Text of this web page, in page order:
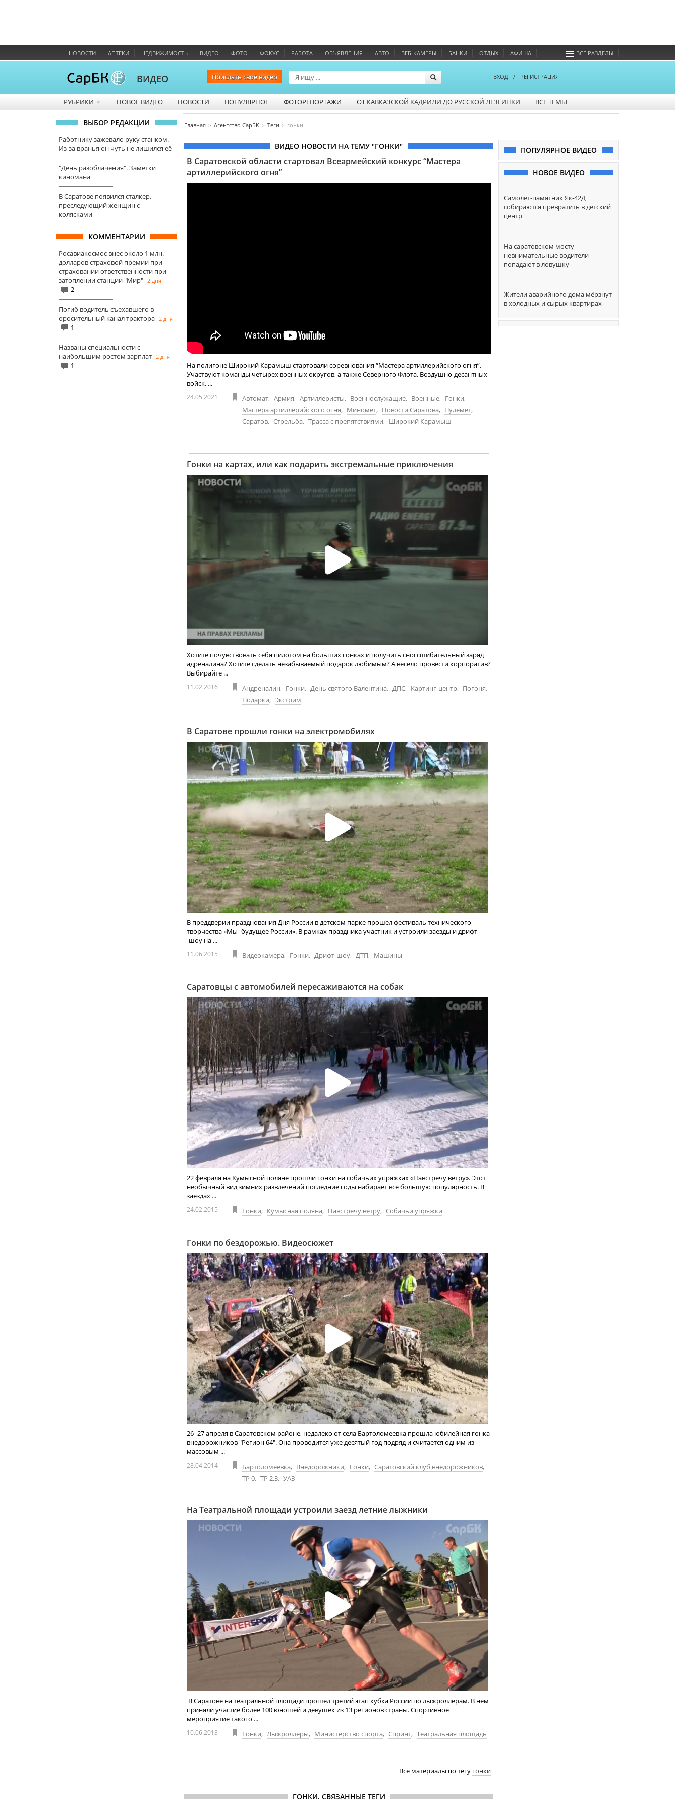
НОВОСТИ АПТЕКИ НЕДВИЖИМОСТЬ ВИДЕО ФОТО ФОКУС РАБОТА ОБЪЯВЛЕНИЯ АВТО ВЕБ-КАМЕРЫ БАНКИ ОТДЫХ АФИША ВСЕ РАЗДЕЛЫ
ВИДЕО Прислать своё видео ВХОД / РЕГИСТРАЦИЯ
РУБРИКИ ▼ НОВОЕ ВИДЕО НОВОСТИ ПОПУЛЯРНОЕ ФОТОРЕПОРТАЖИ ОТ КАВКАЗСКОЙ КАДРИЛИ ДО РУССКОЙ ЛЕЗГИНКИ ВСЕ ТЕМЫ
ВЫБОР РЕДАКЦИИ
Работнику зажевало руку станком.
Из-за вранья он чуть не лишился её
"День разоблачения". Заметки
киномана
В Саратове появился сталкер,
преследующий женщин с
колясками
КОММЕНТАРИИ
Росавиакосмос внес около 1 млн.
долларов страховой премии при
страховании ответственности при
затоплении станции "Мир" 2 дня
2
Погиб водитель съехавшего в
оросительный канал трактора 2 дня
1
Названы специальности с
наибольшим ростом зарплат 2 дня
1
Главная Агентство СарБК Теги гонки
ВИДЕО НОВОСТИ НА ТЕМУ "ГОНКИ"
В Саратовской области стартовал Всеармейский конкурс “Мастера
артиллерийского огня”
На полигоне Широкий Карамыш стартовали соревнования “Мастера артиллерийского огня”.
Участвуют команды четырех военных округов, а также Северного Флота, Воздушно-десантных
войск, ...
24.05.2021 Автомат, Армия, Артиллеристы, Военнослужащие, Военные, Гонки,
Мастера артиллерийского огня, Миномет, Новости Саратова, Пулемет,
Саратов, Стрельба, Трасса с препятствиями, Широкий Карамыш
Гонки на картах, или как подарить экстремальные приключения
Хотите почувствовать себя пилотом на больших гонках и получить сногсшибательный заряд
адреналина? Хотите сделать незабываемый подарок любимым? А весело провести корпоратив?
Выбирайте ...
11.02.2016 Андреналин, Гонки, День святого Валентина, ДПС, Картинг-центр, Погоня,
Подарки, Экстрим
В Саратове прошли гонки на электромобилях
В преддверии празднования Дня России в детском парке прошел фестиваль технического
творчества «Мы -будущее России». В рамках праздника участник и устроили заезды и дрифт
-шоу на ...
11.06.2015 Видеокамера, Гонки, Дрифт-шоу, ДТП, Машины
Саратовцы с автомобилей пересаживаются на собак
22 февраля на Кумысной поляне прошли гонки на собачьих упряжках «Навстречу ветру». Этот
необычный вид зимних развлечений последние годы набирает все большую популярность. В
заездах ...
24.02.2015 Гонки, Кумысная поляна, Навстречу ветру, Собачьи упряжки
Гонки по бездорожью. Видеосюжет
26 -27 апреля в Саратовском районе, недалеко от села Бартоломеевка прошла юбилейная гонка
внедорожников "Регион 64". Она проводится уже десятый год подряд и считается одним из
массовым ...
28.04.2014 Бартоломеевка, Внедорожники, Гонки, Саратовский клуб внедорожников,
ТР 0, ТР 2,3, УАЗ
На Театральной площади устроили заезд летние лыжники
В Саратове на театральной площади прошел третий этап кубка России по лыжроллерам. В нем
приняли участие более 100 юношей и девушек из 13 регионов страны. Спортивное
мероприятие такого ...
10.06.2013 Гонки, Лыжроллеры, Министерство спорта, Спринт, Театральная площадь
Все материалы по тегу гонки
ГОНКИ. СВЯЗАННЫЕ ТЕГИ
ПОПУЛЯРНОЕ ВИДЕО
НОВОЕ ВИДЕО
Самолёт-памятник Як-42Д
собираются превратить в детский
центр
На саратовском мосту
невнимательные водители
попадают в ловушку
Жители аварийного дома мёрзнут
в холодных и сырых квартирах